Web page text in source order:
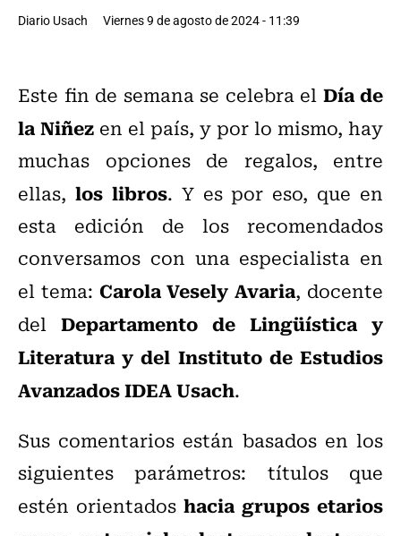
Diario Usach Viernes 9 de agosto de 2024 - 11:39
Este fin de semana se celebra el Día de
la Niñez en el país, y por lo mismo, hay
muchas opciones de regalos, entre
ellas, los libros. Y es por eso, que en
esta edición de los recomendados
conversamos con una especialista en
el tema: Carola Vesely Avaria, docente
del Departamento de Lingüística y
Literatura y del Instituto de Estudios
Avanzados IDEA Usach.
Sus comentarios están basados en los
siguientes parámetros: títulos que
estén orientados hacia grupos etarios